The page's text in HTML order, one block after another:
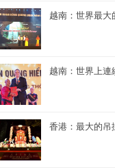
越南：世界最